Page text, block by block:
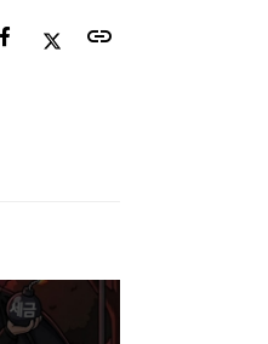
link